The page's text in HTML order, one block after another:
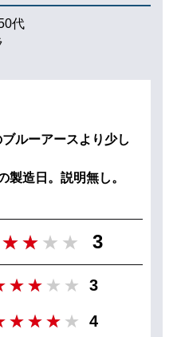
代
ルーアースより少し
製造日。説明無し。
3
3
4